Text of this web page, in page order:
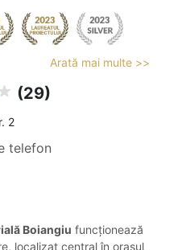
Arată mai multe >>
(29)
2
telefon
Boiangiu funcționează
localizat central în orașul